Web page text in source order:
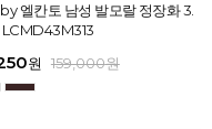
엘칸토 남성 플레인 볼륨 컵
커즈 3cm LCMS62M613
원 179,000원
엘칸토 남성 발모랄 정장화 3.
원 159,000원
엘칸토 남성 스트랩 로퍼 2c
원 159,000원
엘칸토 남성 캐주얼 컴포트화
원 129,000원
엘칸토 남성 플레인 볼륨 컵
커즈 3cm LCMS62M613
원 179,000원
엘칸토 남성 발모랄 정장화 3.
원 159,000원